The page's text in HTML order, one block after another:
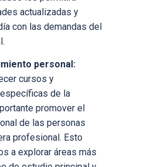
actualizadas y
con las demandas del
personal:
cursos y
de la
promover el
de las personas
profesional. Esto
a explorar áreas más